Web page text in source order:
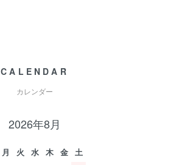
CALENDAR
カレンダー
2026年8月
月 火 水 木 金
土